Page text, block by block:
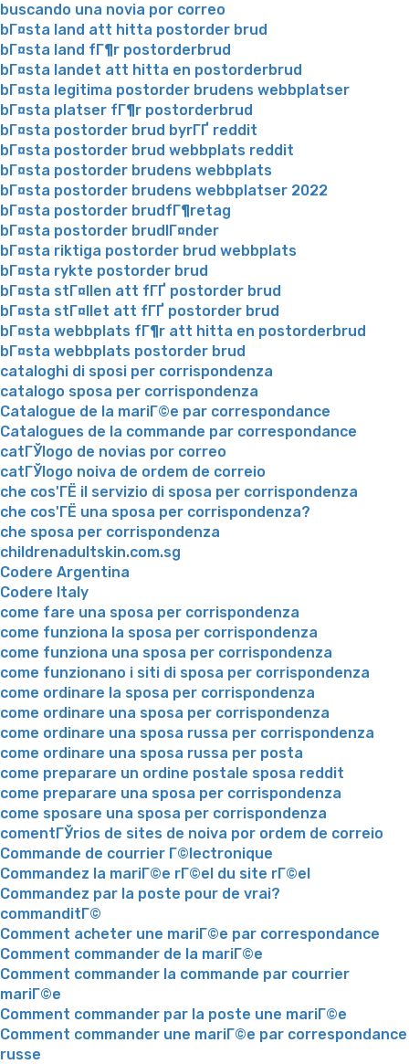
buscando una novia por correo
bГ¤sta land att hitta postorder brud
bГ¤sta land fГ¶r postorderbrud
bГ¤sta landet att hitta en postorderbrud
bГ¤sta legitima postorder brudens webbplatser
bГ¤sta platser fГ¶r postorderbrud
bГ¤sta postorder brud byrГҐ reddit
bГ¤sta postorder brud webbplats reddit
bГ¤sta postorder brudens webbplats
bГ¤sta postorder brudens webbplatser 2022
bГ¤sta postorder brudfГ¶retag
bГ¤sta postorder brudlГ¤nder
bГ¤sta riktiga postorder brud webbplats
bГ¤sta rykte postorder brud
bГ¤sta stГ¤llen att fГҐ postorder brud
bГ¤sta stГ¤llet att fГҐ postorder brud
bГ¤sta webbplats fГ¶r att hitta en postorderbrud
bГ¤sta webbplats postorder brud
cataloghi di sposi per corrispondenza
catalogo sposa per corrispondenza
Catalogue de la mariГ©e par correspondance
Catalogues de la commande par correspondance
catГЎlogo de novias por correo
catГЎlogo noiva de ordem de correio
che cos'ГЁ il servizio di sposa per corrispondenza
che cos'ГЁ una sposa per corrispondenza?
che sposa per corrispondenza
childrenadultskin.com.sg
Codere Argentina
Codere Italy
come fare una sposa per corrispondenza
come funziona la sposa per corrispondenza
come funziona una sposa per corrispondenza
come funzionano i siti di sposa per corrispondenza
come ordinare la sposa per corrispondenza
come ordinare una sposa per corrispondenza
come ordinare una sposa russa per corrispondenza
come ordinare una sposa russa per posta
come preparare un ordine postale sposa reddit
come preparare una sposa per corrispondenza
come sposare una sposa per corrispondenza
comentГЎrios de sites de noiva por ordem de correio
Commande de courrier Г©lectronique
Commandez la mariГ©e rГ©el du site rГ©el
Commandez par la poste pour de vrai?
commanditГ©
Comment acheter une mariГ©e par correspondance
Comment commander de la mariГ©e
Comment commander la commande par courrier
mariГ©e
Comment commander par la poste une mariГ©e
Comment commander une mariГ©e par correspondance
russe